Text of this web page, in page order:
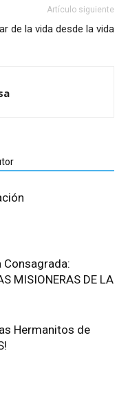
Artículo siguiente
de la vida desde la vida
MISIONERAS DE LA
Hermanitos de